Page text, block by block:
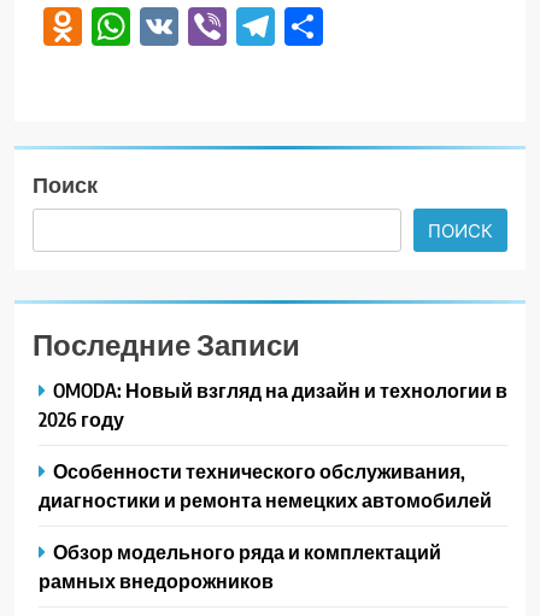
Odnoklassniki
WhatsApp
VK ViberTelegram
Поиск
ПОИСК
Последние Записи
OMODA: Новый взгляд на дизайн и технологии в
2026 году
Особенности технического обслуживания,
диагностики и ремонта немецких автомобилей
Обзор модельного ряда и комплектаций
рамных внедорожников